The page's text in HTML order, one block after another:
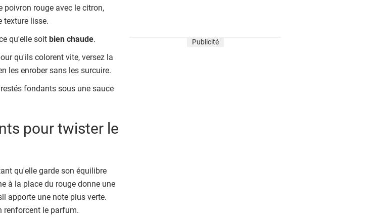
poivron rouge avec le citron,
texture lisse.
qu'elle soitbien chaude.
qu'ils colorent vite, versez la
les enrober sans les surcuire.
fondants sous une sauce
pour twister le
qu'elle garde son équilibre
à la place du rouge donne une
apporte une note plus verte.
renforcent le parfum.
Publicité